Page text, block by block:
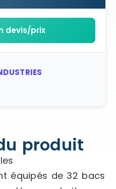
devis/prix
produit
équipés de 32 bacs